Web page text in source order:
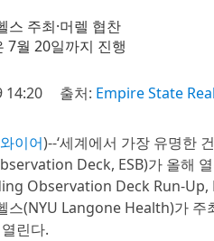
스 주최·머렐 협찬
7월 20일까지 진행
14:20 출처: Empire State
이어)--‘세계에서 가장 유명한
Deck, ESB)가 올해
Observation Deck Run-Up,
스(NYU Langone Health)가
린다.